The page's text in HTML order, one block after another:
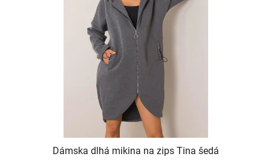
Dámska dlhá mikina na zips Tina šedá